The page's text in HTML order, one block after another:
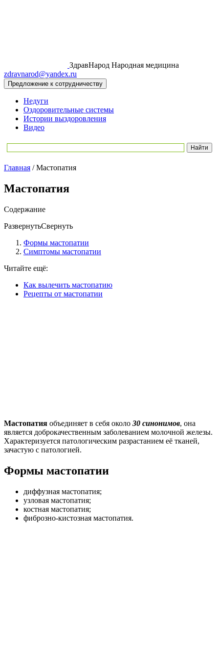
ЗдравНарод Народная медицина
zdravnarod@yandex.ru
Предложение к сотрудничеству
Недуги
Оздоровительные системы
Истории выздоровления
Видео
Главная /Мастопатия
Мастопатия
Содержание
РазвернутьСвернуть
Формы мастопатии
Симптомы мастопатии
Читайте ещё:
Как вылечить мастопатию
Рецепты от мастопатии
Мастопатия объединяет в себя около 30 синонимов, она
является доброкачественным заболеванием молочной железы.
Характеризуется патологическим разрастанием её тканей,
зачастую с патологией.
Формы мастопатии
диффузная мастопатия;
узловая мастопатия;
костная мастопатия;
фиброзно-кистозная мастопатия.